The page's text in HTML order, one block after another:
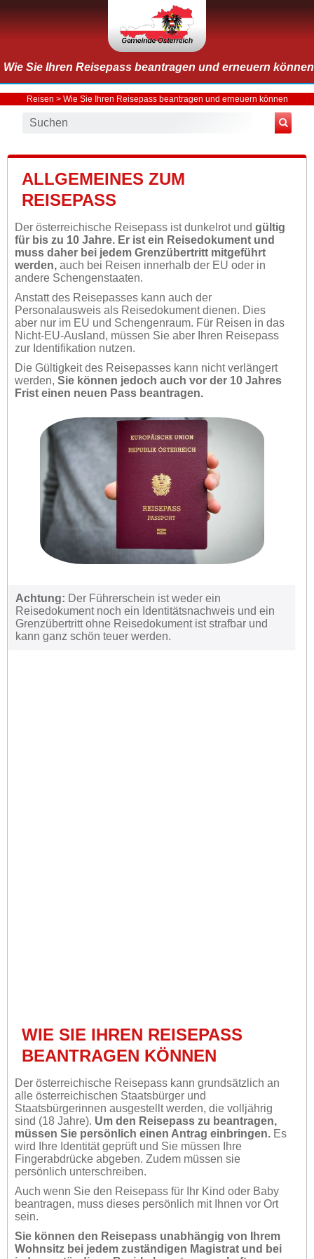
Wie Sie Ihren Reisepass beantragen und erneuern können
Reisen > Wie Sie Ihren Reisepass beantragen und erneuern können
ALLGEMEINES ZUM
REISEPASS
Der österreichische Reisepass ist dunkelrot und gültig
für bis zu 10 Jahre. Er ist ein Reisedokument und
muss daher bei jedem Grenzübertritt mitgeführt
werden, auch bei Reisen innerhalb der EU oder in
andere Schengenstaaten.
Anstatt des Reisepasses kann auch der
Personalausweis als Reisedokument dienen. Dies
aber nur im EU und Schengenraum. Für Reisen in das
Nicht-EU-Ausland, müssen Sie aber Ihren Reisepass
zur Identifikation nutzen.
Die Gültigkeit des Reisepasses kann nicht verlängert
werden, Sie können jedoch auch vor der 10 Jahres
Frist einen neuen Pass beantragen.
Achtung: Der Führerschein ist weder ein
Reisedokument noch ein Identitätsnachweis und ein
Grenzübertritt ohne Reisedokument ist strafbar und
kann ganz schön teuer werden.
WIE SIE IHREN REISEPASS
BEANTRAGEN KÖNNEN
Der österreichische Reisepass kann grundsätzlich an
alle österreichischen Staatsbürger und
Staatsbürgerinnen ausgestellt werden, die volljährig
sind (18 Jahre). Um den Reisepass zu beantragen,
müssen Sie persönlich einen Antrag einbringen. Es
wird Ihre Identität geprüft und Sie müssen Ihre
Fingerabdrücke abgeben. Zudem müssen sie
persönlich unterschreiben.
Auch wenn Sie den Reisepass für Ihr Kind oder Baby
beantragen, muss dieses persönlich mit Ihnen vor Ort
sein.
Sie können den Reisepass unabhängig von Ihrem
Wohnsitz bei jedem zuständigen Magistrat und bei